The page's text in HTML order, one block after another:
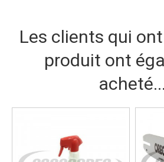
Les clients qui
produit ont
acheté...